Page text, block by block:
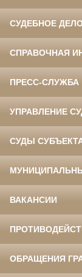
СУДЕБНОЕ
СПРАВОЧНАЯ
ПРЕСС-СЛУЖБА
УПРАВЛЕНИЕ
СУДЫ
ВАКАНСИИ
ОБРАЩЕНИЯ